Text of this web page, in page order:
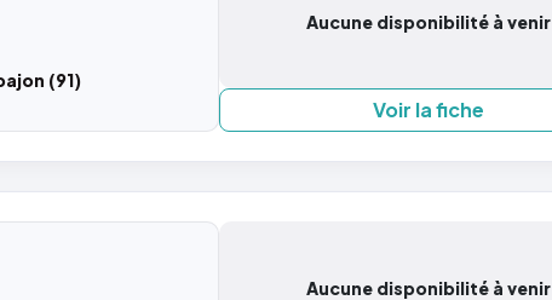
(91)
Aucune disponibilité à venir
Voir la fiche
Aucune disponibilité à venir